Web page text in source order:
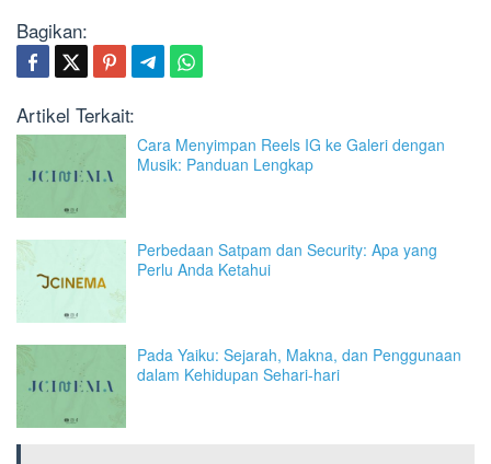
Bagikan:
Artikel Terkait:
Cara Menyimpan Reels IG ke Galeri dengan
Musik: Panduan Lengkap
Perbedaan Satpam dan Security: Apa yang
Perlu Anda Ketahui
Pada Yaiku: Sejarah, Makna, dan Penggunaan
dalam Kehidupan Sehari-hari